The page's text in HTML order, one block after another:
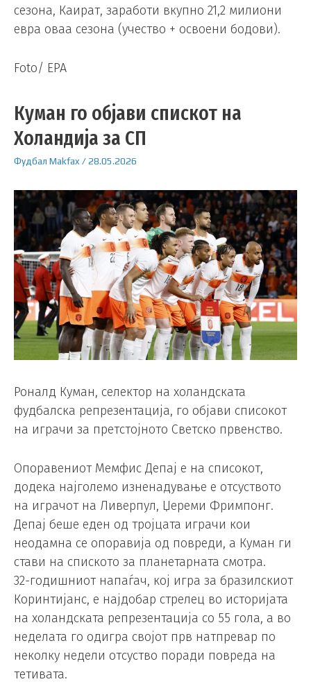
сезона, Каират, заработи вкупно 21,2 милиони
евра оваа сезона (учество + освоени бодови).
Foto/ EPA
Куман го објави спискот на
Холандија за СП
Фудбал Makfax /28.05.2026
Роналд Куман, селектор на холандската
фудбалска репрезентација, го објави списокот
на играчи за претстојното Светско првенство.
Опоравениот Мемфис Депај е на списокот,
додека најголемо изненадување е отсуството
на играчот на Ливерпул, Џереми Фримпонг.
Депај беше еден од тројцата играчи кои
неодамна се опоравија од повреди, а Куман ги
стави на спиското за планетарната смотра.
32-годишниот напаѓач, кој игра за бразилскиот
Коринтијанс, е најдобар стрелец во историјата
на холандската репрезентација со 55 гола, а во
неделата го одигра својот прв натпревар по
неколку недели отсуство поради повреда на
тетивата.